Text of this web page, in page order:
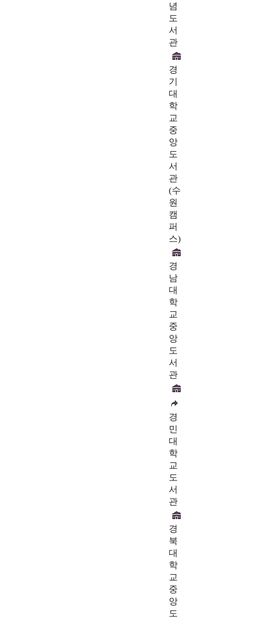
념
도
서
관
경
기
대
학
교
중
앙
도
서
관
(수
원
캠
퍼
스)
경
남
대
학
교
중
앙
도
서
관
경
민
대
학
교
도
서
관
경
북
대
학
교
중
앙
도